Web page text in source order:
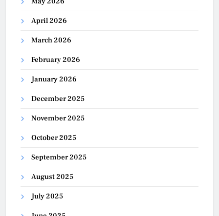
April 2026
March 2026
February 2026
January 2026
December 2025
November 2025
October 2025
September 2025
August 2025
July 2025